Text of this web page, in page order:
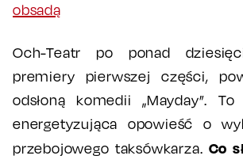
obsadą
Och-Teatr po ponad
premiery pierwszej części,
odsłoną komedii „Mayday”.
energetyzująca opowieść o
przebojowego taksówkarza. Co